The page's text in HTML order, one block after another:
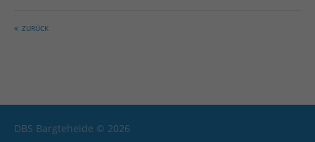
ZURÜCK
DBS Bargteheide © 2026